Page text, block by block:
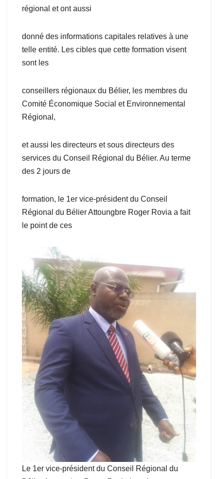
régional et ont aussi
donné des informations capitales relatives à une
telle entité. Les cibles que cette formation visent
sont les
conseillers régionaux du Bélier, les membres du
Comité Économique Social et Environnemental
Régional,
et aussi les directeurs et sous directeurs des
services du Conseil Régional du Bélier. Au terme
des 2 jours de
formation, le 1er vice-président du Conseil
Régional du Bélier Attoungbre Roger Rovia a fait
le point de ces
Le 1er vice-président du Conseil Régional du